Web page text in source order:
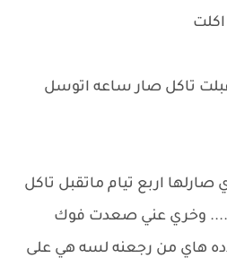
تاكل صار ساعه اتوسل
اربع تيام ماتقبل تاكل
.... وخري عني صعدت فوك
هاي من رجعنه لسه هي على